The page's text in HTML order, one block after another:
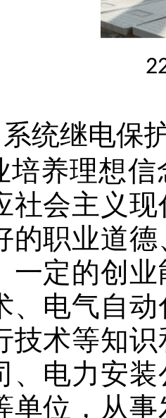
统继电保
培养理想
社会主义
的职业道
一定的创
、电气自
技术等知
、电力安
单位，从